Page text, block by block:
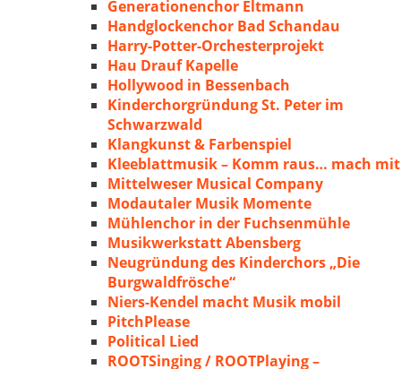
Generationenchor Eltmann
Handglockenchor Bad Schandau
Harry-Potter-Orchesterprojekt
Hau Drauf Kapelle
Hollywood in Bessenbach
Kinderchorgründung St. Peter im
Schwarzwald
Klangkunst & Farbenspiel
Kleeblattmusik – Komm raus… mach mit
Mittelweser Musical Company
Modautaler Musik Momente
Mühlenchor in der Fuchsenmühle
Musikwerkstatt Abensberg
Neugründung des Kinderchors „Die
Burgwaldfrösche“
Niers-Kendel macht Musik mobil
PitchPlease
Political Lied
ROOTSinging / ROOTPlaying –